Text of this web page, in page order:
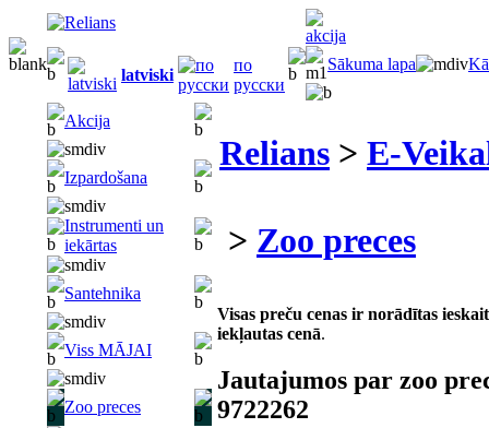
latviski
по
русски
Sākuma lapa
Akcija
Izpardošana
Instrumenti un
iekārtas
Santehnika
Viss MĀJAI
Zoo preces
Relians > E-
> Zoo preces
Visas preču cenas ir norādītas
iekļautas cenā.
Jautajumos par zoo
9722262